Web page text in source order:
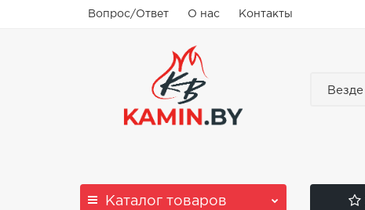
Вопрос/Ответ О нас Контакты
Везде
Каталог товаров